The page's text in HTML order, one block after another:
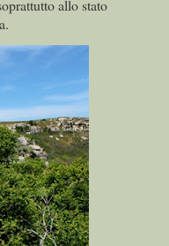
allo stato